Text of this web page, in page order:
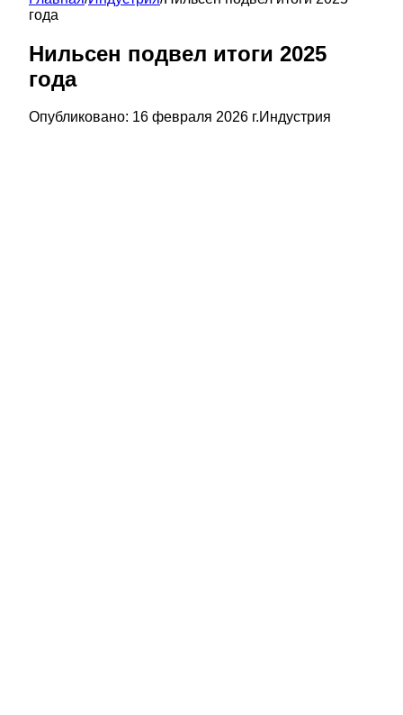
года
Нильсен подвел итоги 2025
года
Опубликовано: 16 февраля 2026 г.Индустрия